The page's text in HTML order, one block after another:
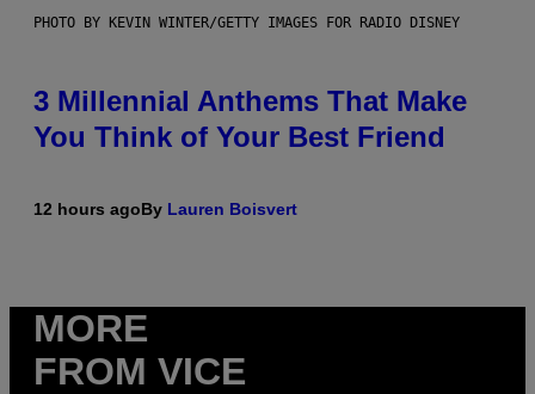
PHOTO BY KEVIN WINTER/GETTY IMAGES FOR RADIO DISNEY
3 Millennial Anthems That Make
You Think of Your Best Friend
12 hours agoBy Lauren Boisvert
MORE
FROM VICE